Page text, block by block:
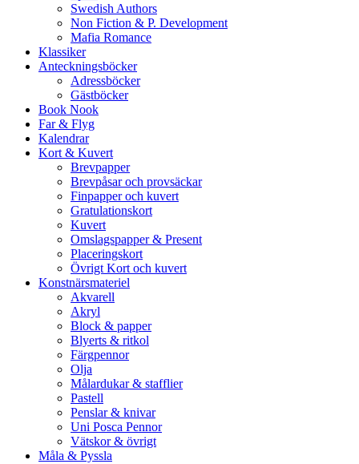
Swedish Authors
Non Fiction & P. Development
Mafia Romance
Klassiker
Anteckningsböcker
Adressböcker
Gästböcker
Book Nook
Far & Flyg
Kalendrar
Kort & Kuvert
Brevpapper
Brevpåsar och provsäckar
Finpapper och kuvert
Gratulationskort
Kuvert
Omslagspapper & Present
Placeringskort
Övrigt Kort och kuvert
Konstnärsmateriel
Akvarell
Akryl
Block & papper
Blyerts & ritkol
Färgpennor
Olja
Målardukar & stafflier
Pastell
Penslar & knivar
Uni Posca Pennor
Vätskor & övrigt
Måla & Pyssla